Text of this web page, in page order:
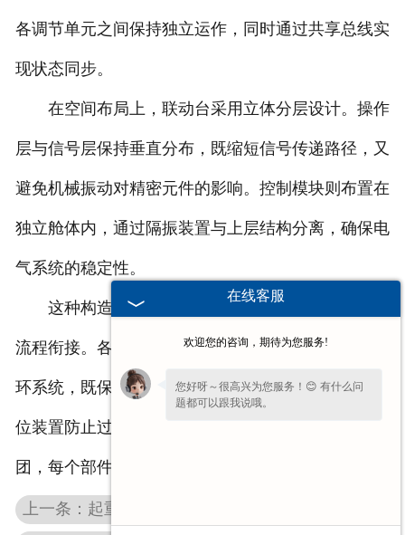
各调节单元之间保持独立运作，同时通过共享总线实
现状态同步。
在空间布局上，联动台采用立体分层设计。操作
层与信号层保持垂直分布，既缩短信号传递路径，又
避免机械振动对精密元件的影响。控制模块则布置在
独立舱体内，通过隔振装置与上层结构分离，确保电
气系统的稳定性。
这种构造设计实现了从人工操作到机械执行的全
流程衔接。各层级之间的能量转换与信号处理形成闭
环系统，既保证操作指令的准确传递，又通过机械限
位装置防止过载。整个联动台如同精密的机械交响乐
团，每个部件都在特定节拍下完成协同运作。
在线客服
欢迎您的咨询，期待为您服务!
您好呀～很高兴为您服务！😊 有什么问
题都可以跟我说哦。